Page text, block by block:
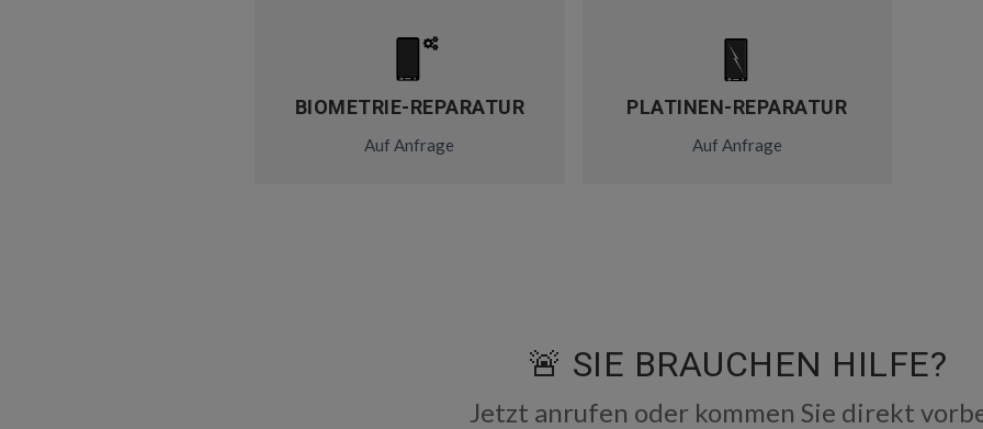
BIOMETRIE-REPARATUR
Auf Anfrage
PLATINEN-REPARATUR
Auf Anfrage
🚨 SIE BRAUCHEN HILFE?
Jetzt anrufen oder kommen Sie direkt